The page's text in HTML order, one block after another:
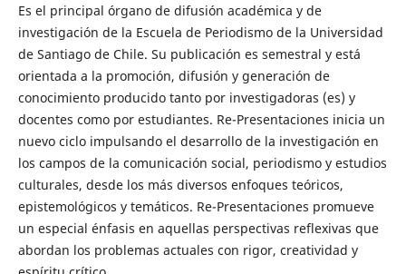
Es el principal órgano de difusión académica y de
investigación de la Escuela de Periodismo de la Universidad
de Santiago de Chile. Su publicación es semestral y está
orientada a la promoción, difusión y generación de
conocimiento producido tanto por investigadoras (es) y
docentes como por estudiantes. Re-Presentaciones inicia un
nuevo ciclo impulsando el desarrollo de la investigación en
los campos de la comunicación social, periodismo y estudios
culturales, desde los más diversos enfoques teóricos,
epistemológicos y temáticos. Re-Presentaciones promueve
un especial énfasis en aquellas perspectivas reflexivas que
abordan los problemas actuales con rigor, creatividad y